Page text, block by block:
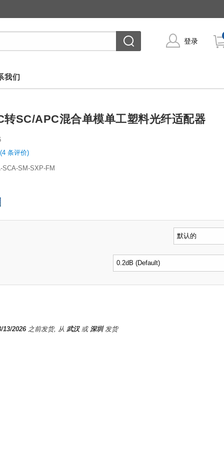
登录
我们
转SC/APC混合单模单工塑料光纤适配器
(4 条评价)
SCA-SM-SXP-FM
13/2026之前发货, 从 武汉或 深圳发货